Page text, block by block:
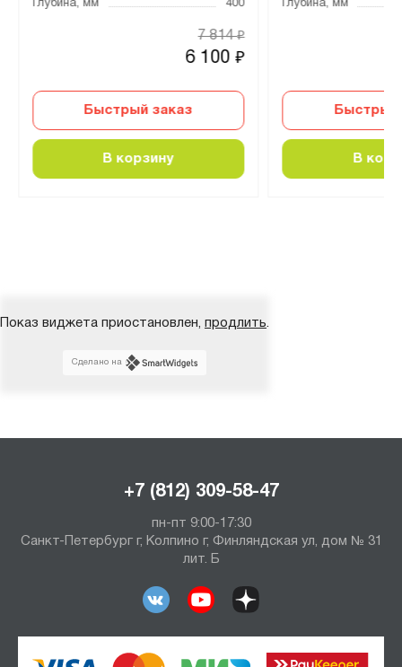
Глубина, мм
400
6 100₽
7 814₽
Быстрый заказ
В корзину
Глубина, мм
Быстрый
В
Показ виджета приостановлен, продлить.
Сделано на
+7 (812) 309-58-47
пн-пт 9:00-17:30
Санкт-Петербург г, Колпино г, Финляндская ул, дом № 31
лит. Б